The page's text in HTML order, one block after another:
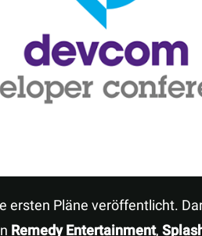
ersten Pläne veröffentlicht.
Remedy Entertainment,